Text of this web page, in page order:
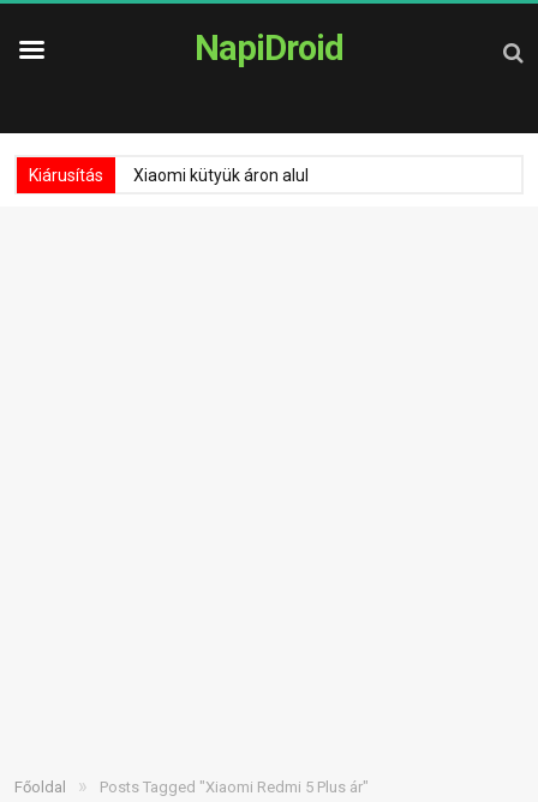
NapiDroid
Kiárusítás Xiaomi kütyük áron alul
Főoldal » Posts Tagged "Xiaomi Redmi 5 Plus ár"